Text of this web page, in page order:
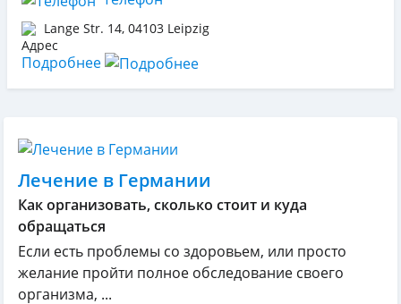
Lange Str. 14, 04103 Leipzig
Подробнее
Лечение в Германии
Как организовать, сколько стоит и куда
обращаться
Если есть проблемы со здоровьем, или просто
желание пройти полное обследование своего
организма, ...